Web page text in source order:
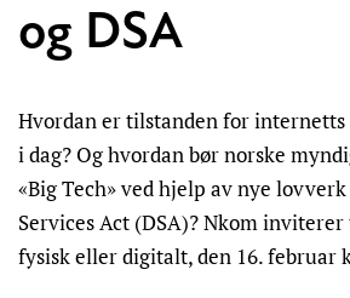
og DSA
Hvordan er tilstanden for internetts
i dag? Og hvordan bør norske
«Big Tech» ved hjelp av nye
Services Act (DSA)? Nkom
fysisk eller digitalt, den 16. februar